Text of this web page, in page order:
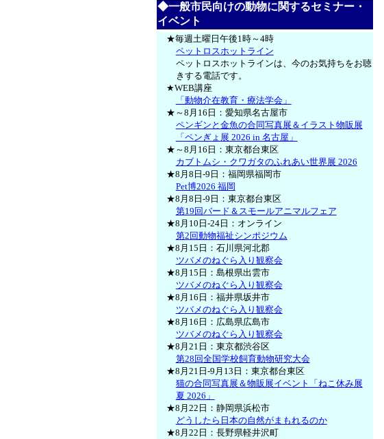
◆一般市民向けの動物に関するセミナー・
イベント
★毎週土曜日午後1時～4時
ペットロスホットライン
ペットロスホットラインは、今のお気持ちをお聴
きする電話です。
★WEB講座
「動物介在教育・療法学会」
★～8月16日：愛知県名古屋市
ペンギンと金魚の合同写真展＆イラスト物販展
「ペンぎょ展 2026 in 名古屋」
★～8月16日：東京都台東区
カブトムシ・クワガタのふれあい世界展 2026
★8月8日-9日：福岡県福岡市
Pet博2026 福岡
★8月8日-9日：東京都台東区
第19回バード＆スモールアニマルフェア
★8月10日-24日：オンライン
第2回動物福祉シンポジウム
★8月15日：石川県河北郡
ツバメのねぐら入り観察会
★8月15日：島根県出雲市
ツバメのねぐら入り観察会
★8月16日：福井県坂井市
ツバメのねぐら入り観察会
★8月16日：広島県広島市
ツバメのねぐら入り観察会
★8月21日：東京都渋谷区
第28回全国学校飼育動物研究大会
★8月21日-9月13日：東京都台東区
猫の合同写真展＆物販展イベント「ねこ休み展
夏 2026」
★8月22日：静岡県浜松市
どうしたら日本の自然がまもれるのか
★8月22日：長野県軽井沢町